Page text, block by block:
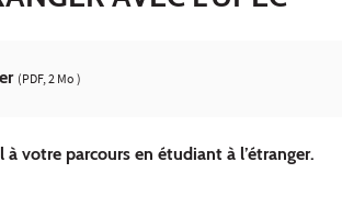
(PDF, 2 Mo )
votre parcours en étudiant à l’étranger.